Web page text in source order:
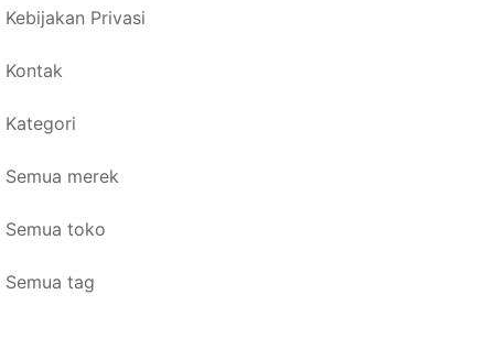
Kebijakan Privasi
Kontak
Kategori
Semua merek
Semua toko
Semua tag